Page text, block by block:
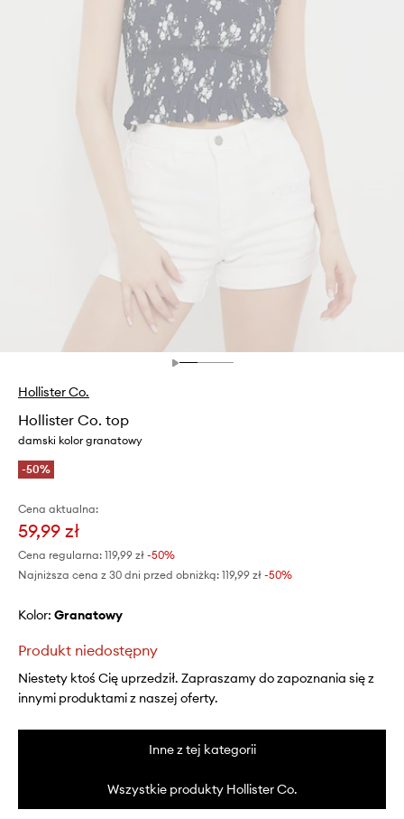
Hollister Co.
Hollister Co. top
damski kolor granatowy
-50%
Cena aktualna:
59,99 zł
Cena regularna: 119,99 zł -50%
Najniższa cena z 30 dni przed obniżką: 119,99 zł -50%
Kolor: granatowy
Produkt niedostępny
Niestety ktoś Cię uprzedził. Zapraszamy do zapoznania się z
innymi produktami z naszej oferty.
Inne z tej kategorii
Wszystkie produkty Hollister Co.